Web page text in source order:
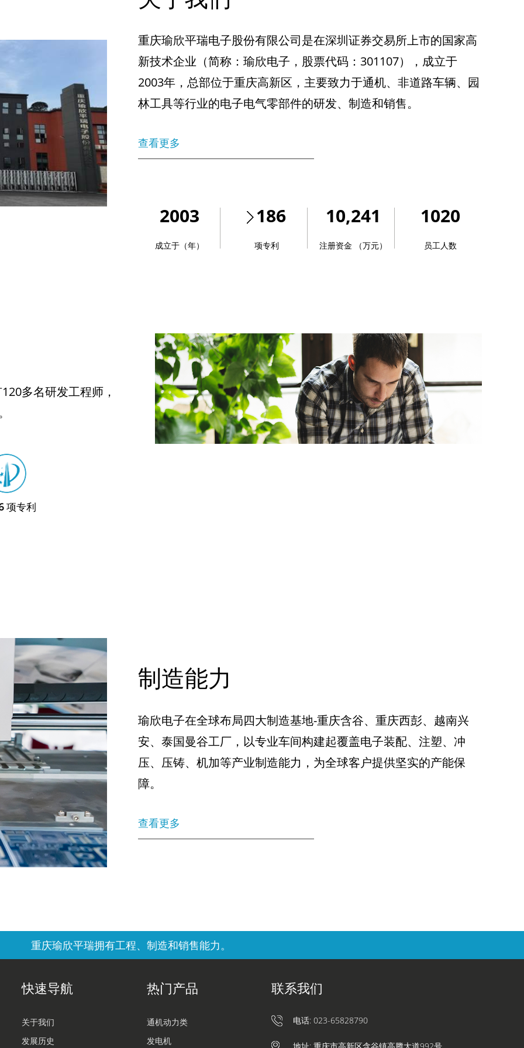
重庆瑜欣平瑞电子股份有限公司是在深圳证券交易所上市的国家高
新技术企业（简称：瑜欣电子，股票代码：301107），成立于
2003年，总部位于重庆高新区，主要致力于通机、非道路车辆、园
林工具等行业的电子电气零部件的研发、制造和销售。
查看更多
2003
成立于（年）
186
项专利
10,241
注册资金 （万元）
1020
员工人数
多名研发工程师，
项专利
制造能力
瑜欣电子在全球布局四大制造基地-重庆含谷、重庆西彭、越南兴
安、泰国曼谷工厂，以专业车间构建起覆盖电子装配、注塑、冲
压、压铸、机加等产业制造能力，为全球客户提供坚实的产能保
障。
查看更多
重庆瑜欣平瑞拥有工程、制造和销售能力。
快速导航
关于我们
发展历史
热门产品
通机动力类
发电机
联系我们
电话: 023-65828790
地址: 重庆市高新区含谷镇高腾大道992号